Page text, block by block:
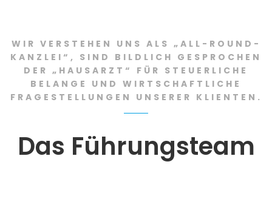
WIR VERSTEHEN UNS ALS „ALL-ROUND-
KANZLEI“, SIND BILDLICH GESPROCHEN
DER „HAUSARZT“ FÜR STEUERLICHE
BELANGE UND WIRTSCHAFTLICHE
FRAGESTELLUNGEN UNSERER KLIENTEN.
Das Führungsteam